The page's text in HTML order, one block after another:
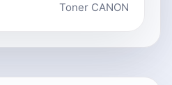
Toner CANON